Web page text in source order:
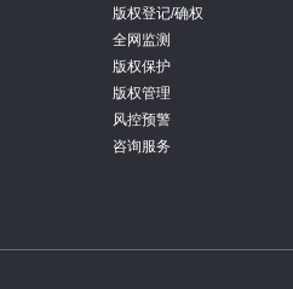
版权登记/确权
全网监测
版权保护
版权管理
风控预警
咨询服务